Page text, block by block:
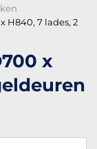
H840, 7 lades, 2
x